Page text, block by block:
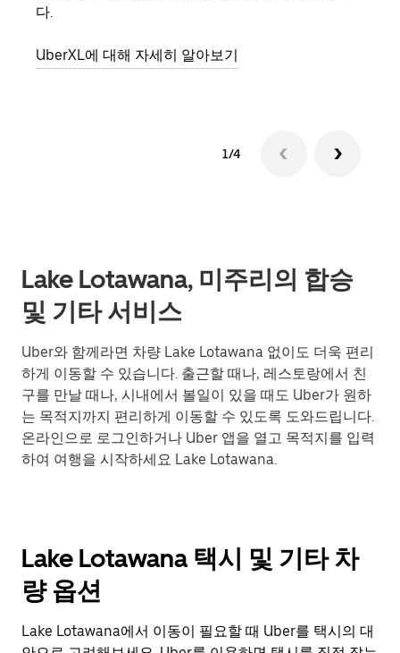
다.
UberXL에 대해 자세히 알아보기
1/4
Lake Lotawana, 미주리의 합승
및 기타 서비스
Uber와 함께라면 차량 Lake Lotawana 없이도 더욱 편리
하게 이동할 수 있습니다. 출근할 때나, 레스토랑에서 친
구를 만날 때나, 시내에서 볼일이 있을 때도 Uber가 원하
는 목적지까지 편리하게 이동할 수 있도록 도와드립니다.
온라인으로 로그인하거나 Uber 앱을 열고 목적지를 입력
하여 여행을 시작하세요 Lake Lotawana.
Lake Lotawana 택시 및 기타 차
량 옵션
Lake Lotawana에서 이동이 필요할 때 Uber를 택시의 대